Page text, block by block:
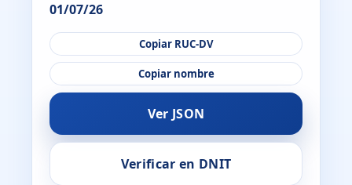
01/07/26
Copiar RUC-DV
Copiar nombre
Ver JSON
Verificar en DNIT